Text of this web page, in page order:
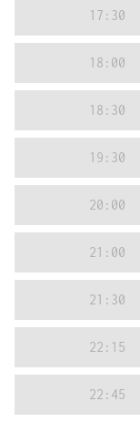
17:30
18:00
18:30
19:30
20:00
21:00
21:30
22:15
22:45